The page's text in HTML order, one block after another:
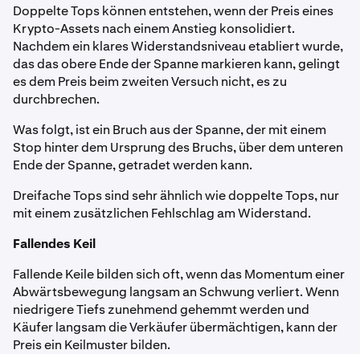
Doppelte Tops können entstehen, wenn der Preis eines
Krypto-Assets nach einem Anstieg konsolidiert.
Nachdem ein klares Widerstandsniveau etabliert wurde,
das das obere Ende der Spanne markieren kann, gelingt
es dem Preis beim zweiten Versuch nicht, es zu
durchbrechen.
Was folgt, ist ein Bruch aus der Spanne, der mit einem
Stop hinter dem Ursprung des Bruchs, über dem unteren
Ende der Spanne, getradet werden kann.
Dreifache Tops sind sehr ähnlich wie doppelte Tops, nur
mit einem zusätzlichen Fehlschlag am Widerstand.
Fallendes Keil
Fallende Keile bilden sich oft, wenn das Momentum einer
Abwärtsbewegung langsam an Schwung verliert. Wenn
niedrigere Tiefs zunehmend gehemmt werden und
Käufer langsam die Verkäufer übermächtigen, kann der
Preis ein Keilmuster bilden.